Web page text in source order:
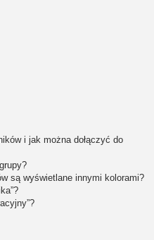
i jak można dołączyć do
są wyświetlane innymi kolorami?